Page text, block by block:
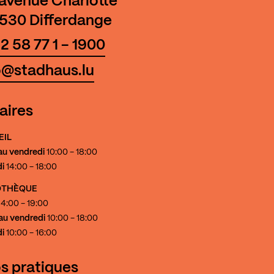
Differdange
58 77 1 - 1900
vendredi 10:00 - 18:00
14:00 - 18:00
- 19:00
vendredi 10:00 - 18:00
10:00 - 16:00
pratiques